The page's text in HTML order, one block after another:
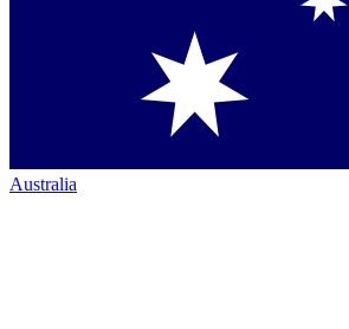
Australia